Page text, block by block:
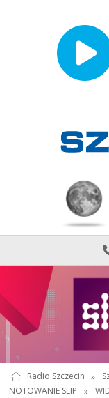
Radio Szczecin »
NOTOWANIE SLIP
»